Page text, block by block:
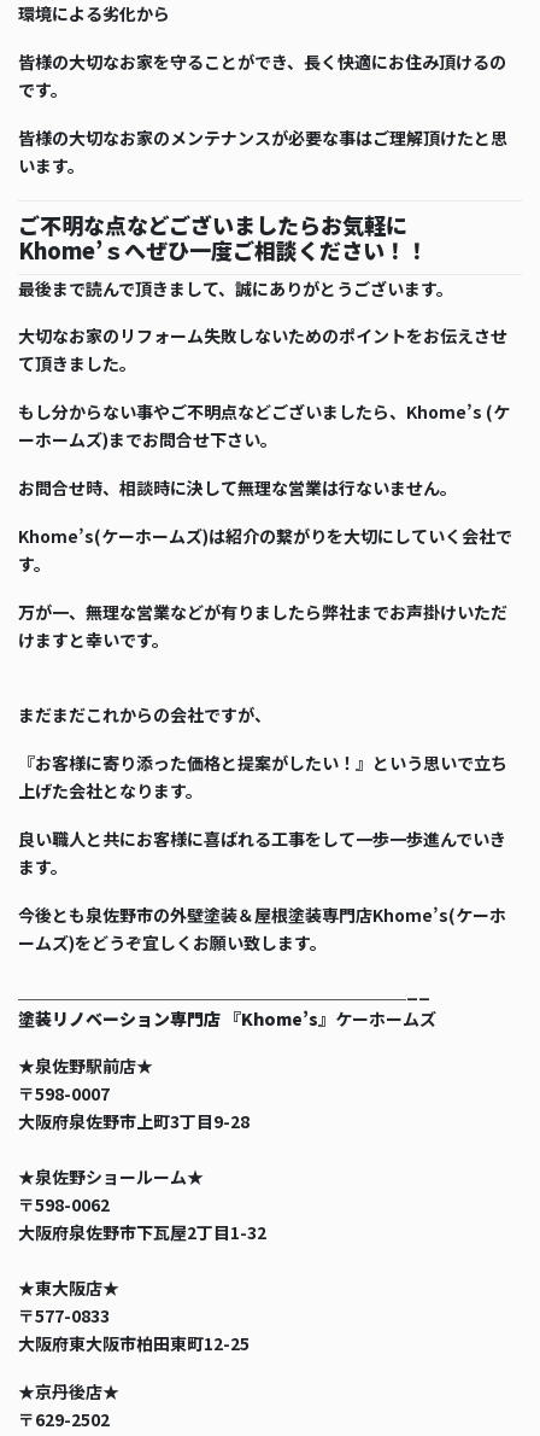
環境による劣化から
皆様の大切なお家を守ることができ、長く快適にお住み頂けるの
です。
皆様の大切なお家のメンテナンスが必要な事はご理解頂けたと思
います。
ご不明な点などございましたらお気軽に
Khome’ｓへぜひ一度ご相談ください！！
最後まで読んで頂きまして、誠にありがとうございます。
大切なお家のリフォーム失敗しないためのポイントをお伝えさせ
て頂きました。
もし分からない事やご不明点などございましたら、Khome’s (ケ
ーホームズ)までお問合せ下さい。
お問合せ時、相談時に決して無理な営業は行ないません。
Khome’s(ケーホームズ)は紹介の繋がりを大切にしていく会社で
す。
万が一、無理な営業などが有りましたら弊社までお声掛けいただ
けますと幸いです。
まだまだこれからの会社ですが、
『お客様に寄り添った価格と提案がしたい！』という思いで立ち
上げた会社となります。
良い職人と共にお客様に喜ばれる工事をして一歩一歩進んでいき
ます。
今後とも泉佐野市の外壁塗装＆屋根塗装専門店Khome’s(ケーホ
ームズ)をどうぞ宜しくお願い致します。
塗装リノベーション専門店 『Khome’s』 ケーホームズ
★泉佐野駅前店★
〒598-0007
大阪府泉佐野市上町3丁目9-28
★泉佐野ショールーム★
〒598-0062
大阪府泉佐野市下瓦屋2丁目1-32
★東大阪店★
〒577-0833
大阪府東大阪市柏田東町12-25
★京丹後店★
〒629-2502